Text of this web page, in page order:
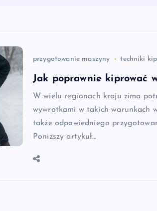
przygotowanie maszyny techniki
Jak poprawnie kiprować
W wielu regionach kraju zima
wywrotkami w takich warunkach
także odpowiedniego
Poniższy artykuł…